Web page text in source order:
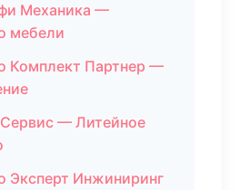
Механика —
мебели
Комплект Партнер —
— Литейное
Эксперт Инжиниринг